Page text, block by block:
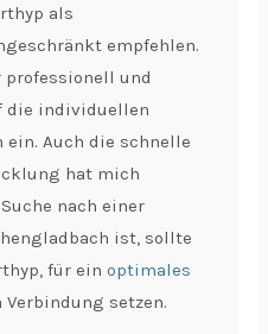
als
empfehlen.
und
die individuellen
ein. Auch die schnelle
hat mich
nach einer
ist, sollte
für einoptimales
Verbindung setzen.